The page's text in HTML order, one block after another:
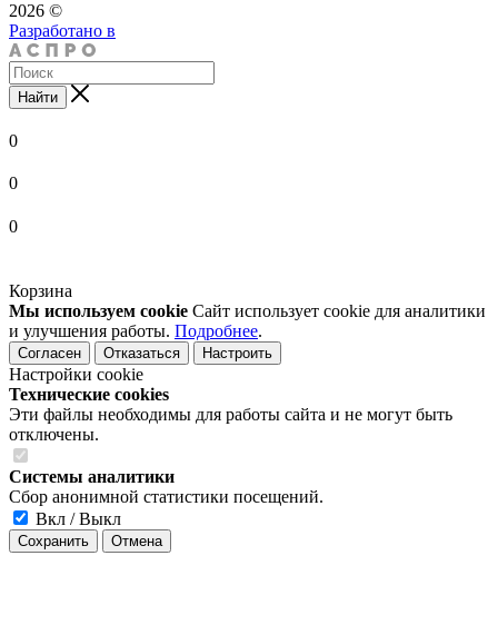
2026 ©
Разработано в
Найти
0
0
0
Корзина
Мы используем cookie Сайт использует cookie для аналитики
и улучшения работы. Подробнее.
Согласен Отказаться Настроить
Настройки cookie
Технические cookies
Эти файлы необходимы для работы сайта и не могут быть
отключены.
Системы аналитики
Сбор анонимной статистики посещений.
Вкл / Выкл
Сохранить Отмена